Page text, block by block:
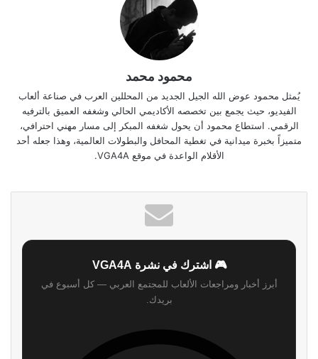
محمود محمد
يُمثل محمود عوض الله الجيل الجديد من المحللين العرب في صناعة ألعاب
الفيديو، حيث يجمع بين تخصصه الأكاديمي الحالي وشغفه العميق بالترفيه
الرقمي. استطاع محمود أن يحول شغفه المبكر إلى مسار مهني احترافي،
متميزاً بخبرة ميدانية في تغطية المحافل والبطولات العالمية، وهذا جعله أحد
الأقلام الواعدة في موقع VGA4A.
🎮 اشترك في نشرة VGA4A
أبرز أخبار ومراجعات الألعاب للمجتمع العربي — كل أسبوع في
بريدك.